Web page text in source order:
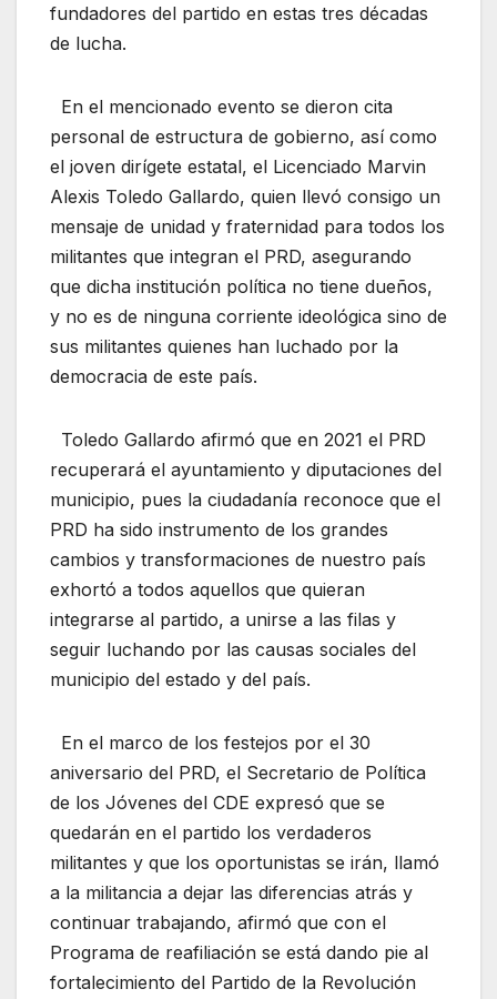
fundadores del partido en estas tres décadas
de lucha.
En el mencionado evento se dieron cita
personal de estructura de gobierno, así como
el joven dirígete estatal, el Licenciado Marvin
Alexis Toledo Gallardo, quien llevó consigo un
mensaje de unidad y fraternidad para todos los
militantes que integran el PRD, asegurando
que dicha institución política no tiene dueños,
y no es de ninguna corriente ideológica sino de
sus militantes quienes han luchado por la
democracia de este país.
Toledo Gallardo afirmó que en 2021 el PRD
recuperará el ayuntamiento y diputaciones del
municipio, pues la ciudadanía reconoce que el
PRD ha sido instrumento de los grandes
cambios y transformaciones de nuestro país
exhortó a todos aquellos que quieran
integrarse al partido, a unirse a las filas y
seguir luchando por las causas sociales del
municipio del estado y del país.
En el marco de los festejos por el 30
aniversario del PRD, el Secretario de Política
de los Jóvenes del CDE expresó que se
quedarán en el partido los verdaderos
militantes y que los oportunistas se irán, llamó
a la militancia a dejar las diferencias atrás y
continuar trabajando, afirmó que con el
Programa de reafiliación se está dando pie al
fortalecimiento del Partido de la Revolución